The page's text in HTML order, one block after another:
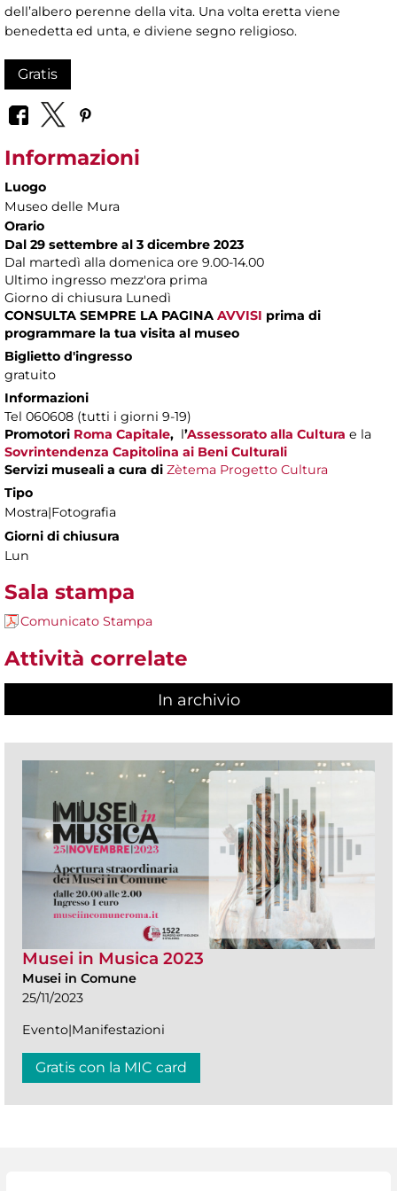
dell’albero perenne della vita. Una volta eretta viene
benedetta ed unta, e diviene segno religioso.
Gratis
Informazioni
Luogo
Museo delle Mura
Orario
Dal 29 settembre al 3 dicembre 2023
Dal martedì alla domenica ore 9.00-14.00
Ultimo ingresso mezz'ora prima
Giorno di chiusura Lunedì
CONSULTA SEMPRE LA PAGINA AVVISI prima di
programmare la tua visita al museo
Biglietto d'ingresso
gratuito
Informazioni
Tel 060608 (tutti i giorni 9-19)
Promotori Roma Capitale, l’Assessorato alla Cultura e la
Sovrintendenza Capitolina ai Beni Culturali
Servizi museali a cura di Zètema Progetto Cultura
Tipo
Mostra|Fotografia
Giorni di chiusura
Lun
Sala stampa
Comunicato Stampa
Attività correlate
In archivio
Musei in Musica 2023
Musei in Comune
25/11/2023
Evento|Manifestazioni
Gratis con la MIC card